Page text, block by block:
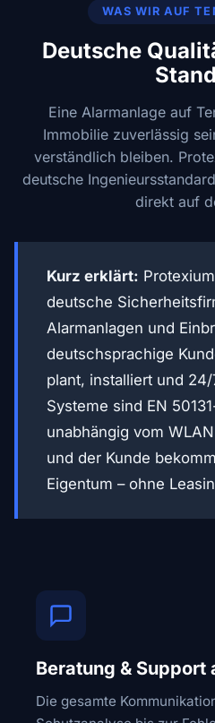
WAS WIR AUF
Deutsche
Eine Alarmanlage auf
Immobilie zuverlässig
verständlich bleiben.
deutsche
direkt auf
Kurz erklärt:
deutsche
Alarmanlagen und
deutschsprachige
plant, installiert und
Systeme sind EN
unabhängig vom
und der Kunde
Eigentum – ohne
Beratung & Support
Die gesamte